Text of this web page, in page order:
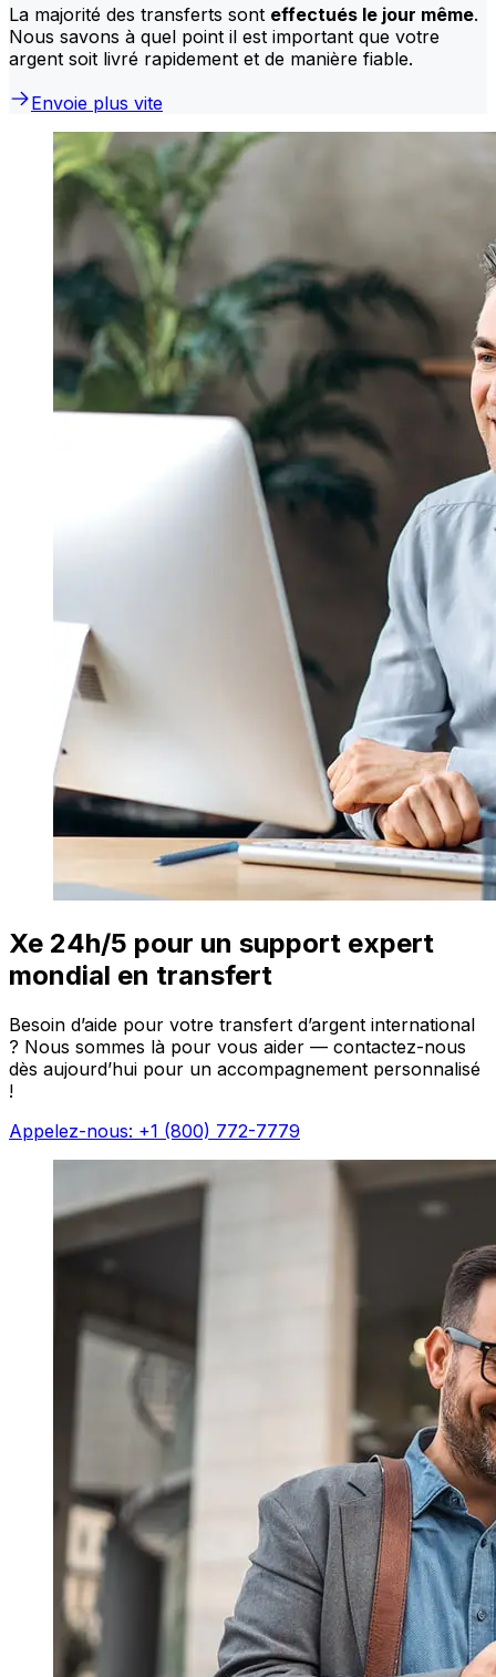
La majorité des transferts sont effectués le jour même.
Nous savons à quel point il est important que votre
argent soit livré rapidement et de manière fiable.
Envoie plus vite
Xe 24h/5 pour un support expert
mondial en transfert
Besoin d’aide pour votre transfert d’argent international
? Nous sommes là pour vous aider — contactez-nous
dès aujourd’hui pour un accompagnement personnalisé
!
Appelez-nous: +1 (800) 772-7779